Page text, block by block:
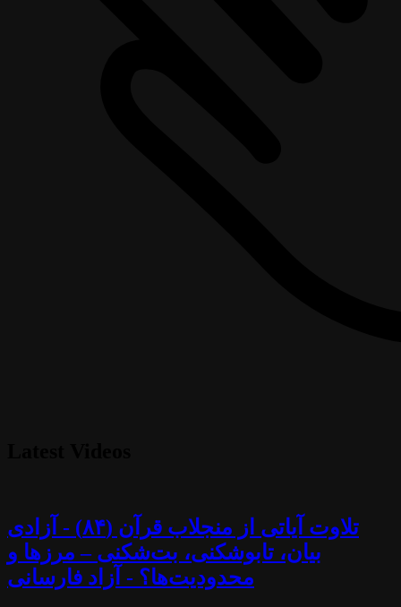
تلاوت آیاتی از منجلاب قرآن (۸۴) - آزادی
بیان، تابوشکنی، بت‌شکنی – مرزها و
محدودیت‌ها؟ - آزاد فارسانی